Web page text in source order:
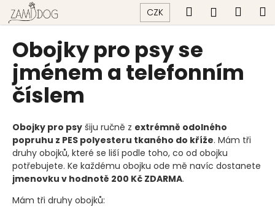
obsah
CZK Hledat
Obojky pro psy se
jménem a telefonním
číslem
Obojky pro psy šiju ručně z extrémně odolného
popruhu z PES polyesteru tkaného do kříže. Mám tři
druhy obojků, které se liší podle toho, co od obojku
potřebujete. Ke každému obojku ode mě navíc dostanete
jmenovku v hodnotě 200 Kč ZDARMA.
Mám tři druhy obojků:
o
C
o
p
t
ř
e
b
u